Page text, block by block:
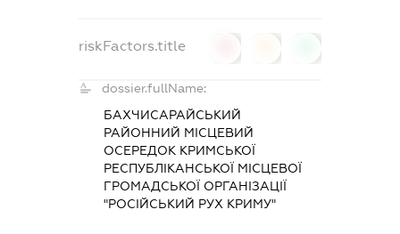
riskFactors.title
dossier.fullName:
БАХЧИСАРАЙСЬКИЙ
РАЙОННИЙ МІСЦЕВИЙ
ОСЕРЕДОК КРИМСЬКОЇ
РЕСПУБЛІКАНСЬКОЇ МІСЦЕВОЇ
ГРОМАДСЬКОЇ ОРГАНІЗАЦІЇ
"РОСІЙСЬКИЙ РУХ КРИМУ"